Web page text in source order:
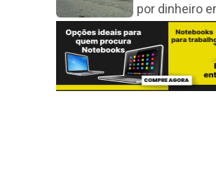
por dinheiro